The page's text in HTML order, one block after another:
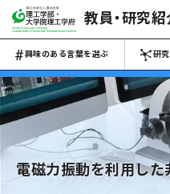
興味
研
数物系科学
代数学
解析学
教員・研究紹
興味のある言葉を選ぶ 研
電磁力振動を利用し